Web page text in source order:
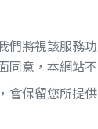
將視該服務
意，本網站
保留您所提